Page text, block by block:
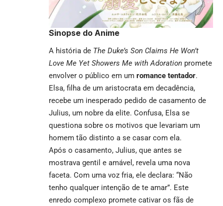
Sinopse do Anime
A história de The Duke’s Son Claims He Won’t
Love Me Yet Showers Me with Adoration promete
envolver o público em um romance tentador.
Elsa, filha de um aristocrata em decadência,
recebe um inesperado pedido de casamento de
Julius, um nobre da elite. Confusa, Elsa se
questiona sobre os motivos que levariam um
homem tão distinto a se casar com ela.
Após o casamento, Julius, que antes se
mostrava gentil e amável, revela uma nova
faceta. Com uma voz fria, ele declara: “Não
tenho qualquer intenção de te amar”. Este
enredo complexo promete cativar os fãs de